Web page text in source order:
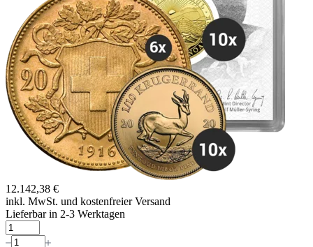
12.142,38 €
inkl. MwSt. und kostenfreier Versand
Lieferbar in 2-3 Werktagen